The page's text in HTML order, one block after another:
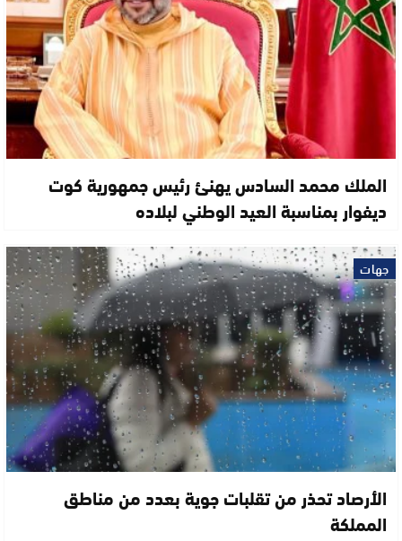
الملك محمد السادس يهنئ رئيس جمهورية كوت
ديفوار بمناسبة العيد الوطني لبلاده
جهات
الأرصاد تحذر من تقلبات جوية بعدد من مناطق
المملكة